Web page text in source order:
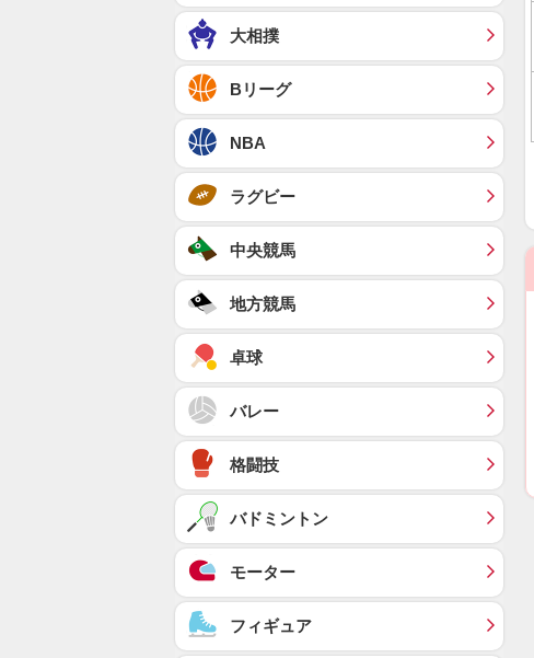
大相撲
Bリーグ
NBA
ラグビー
中央競馬
地方競馬
卓球
バレー
格闘技
バドミントン
モーター
フィギュア